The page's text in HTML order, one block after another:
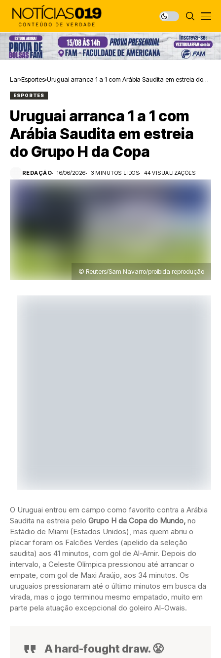
Lar Esportes Uruguai arranca 1 a 1 com Arábia Saudita em estreia do
ESPORTES
Uruguai arranca 1 a 1 com
Arábia Saudita em estreia
do Grupo H da Copa
REDAÇÃO 16/06/2026 3 MINUTOS LIDOS 44 VISUALIZAÇÕES
© Reuters/Sam Navarro/proibida reprodução
O Uruguai entrou em campo como favorito contra a Arábia
Saudita na estreia pelo Grupo H da Copa do Mundo, no
Estádio de Miami (Estados Unidos), mas quem abriu o
placar foram os Falcões Verdes (apelido da seleção
saudita) aos 41 minutos, com gol de Al-Amir. Depois do
intervalo, a Celeste Olímpica pressionou até arrancar o
empate, com gol de Maxi Araújo, aos 34 minutos. Os
uruguaios pressionaram até o último minutos em busca da
virada, mas o jogo terminou mesmo empatado, muito em
parte pela atuação excepcional do goleiro Al-Owais.
A hard-fought draw. 😤